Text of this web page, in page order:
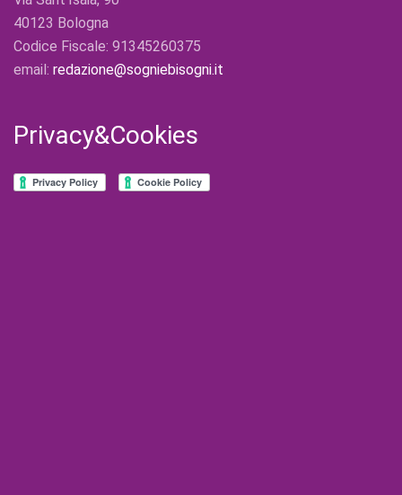
40123 Bologna
Codice Fiscale: 91345260375
email: redazione@sogniebisogni.it
Privacy&Cookies